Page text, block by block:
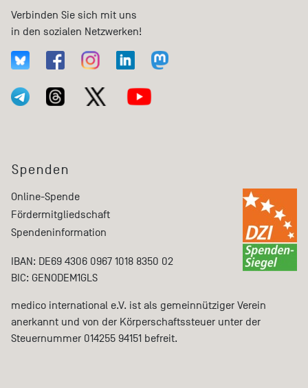
Verbinden Sie sich mit uns
in den sozialen Netzwerken!
Spenden
Online-Spende
Fördermitgliedschaft
Spendeninformation
IBAN: DE69 4306 0967 1018 8350 02
BIC: GENODEM1GLS
medico international e.V. ist als gemeinnütziger Verein
anerkannt und von der Körperschaftssteuer unter der
Steuernummer 014255 94151 befreit.